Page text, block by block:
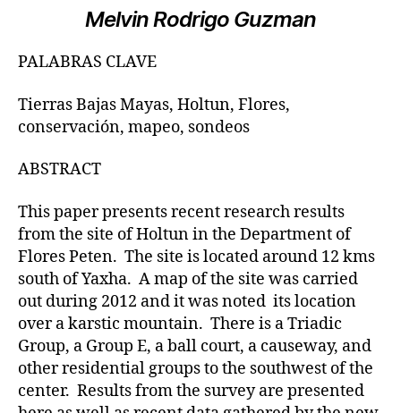
Melvin Rodrigo Guzman
PALABRAS CLAVE
Tierras Bajas Mayas, Holtun, Flores,
conservación, mapeo, sondeos
ABSTRACT
This paper presents recent research results
from the site of Holtun in the Department of
Flores Peten. The site is located around 12 kms
south of Yaxha. A map of the site was carried
out during 2012 and it was noted its location
over a karstic mountain. There is a Triadic
Group, a Group E, a ball court, a causeway, and
other residential groups to the southwest of the
center. Results from the survey are presented